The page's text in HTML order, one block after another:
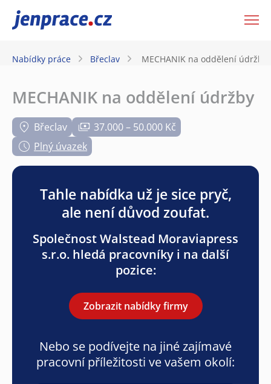
JenPráce.cz
Nabídky práce Břeclav MECHANIK na oddělení údržby
MECHANIK na oddělení údržby
Břeclav
37.000 – 50.000 Kč
Plný úvazek
Tahle nabídka už je sice pryč,
ale není důvod zoufat.
Společnost Walstead Moraviapress
s.r.o. hledá pracovníky i na další
pozice:
Zobrazit nabídky firmy
Nebo se podívejte na jiné zajímavé
pracovní příležitosti ve vašem okolí: